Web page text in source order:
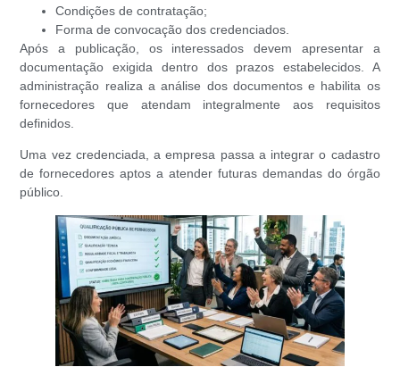
Condições de contratação;
Forma de convocação dos credenciados.
Após a publicação, os interessados devem apresentar a
documentação exigida dentro dos prazos estabelecidos. A
administração realiza a análise dos documentos e habilita os
fornecedores que atendam integralmente aos requisitos
definidos.
Uma vez credenciada, a empresa passa a integrar o cadastro
de fornecedores aptos a atender futuras demandas do órgão
público.